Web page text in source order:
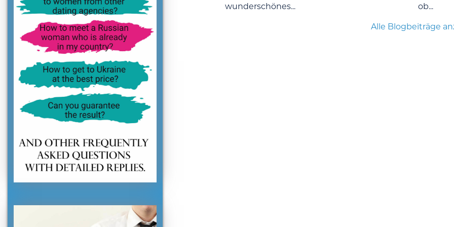
wunderschönes...
ob...
Alle Blogbeiträge